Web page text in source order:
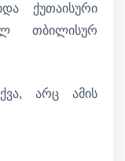
ქუთაისური
თბილისურ
არც ამის